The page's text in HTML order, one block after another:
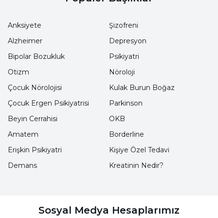
Kan basıncının yükselmesi
Nefes alıp vermede düzensizlik
Şiddet göstermeye yatkınlık, öfke halini
kişiden ve bir eşyadan çıkarma
Sabırsızlık
Düşünmeden konuşma, bağırarak
Öfkenin Vücuda Etkileri Nelerdir?
Anksiyete
Alzheimer
Bipolar Bozukluk
Otizm
Çocuk Nörolojisi
Şizofreni
Depresyon
Psikiyatri
Nöroloji
Kulak Burun Boğaz
Çocuk Ergen Psikiyatrisi
Beyin Cerrahisi
Amatem
Erişkin Psikiyatri
Demans
Parkinson
OKB
Borderline
Kişiye Özel Tedavi
Kreatinin Nedir?
Sosyal Medya Hesaplarımız